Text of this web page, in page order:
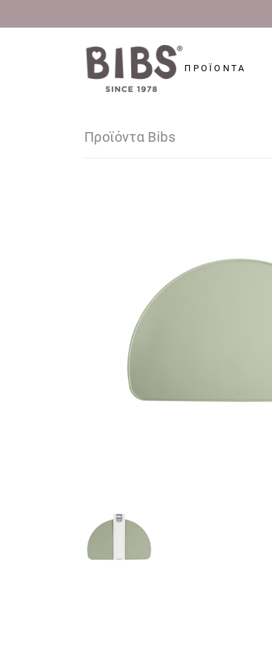
ΠΡΟΪΟΝΤΑ
Προϊόντα Bibs